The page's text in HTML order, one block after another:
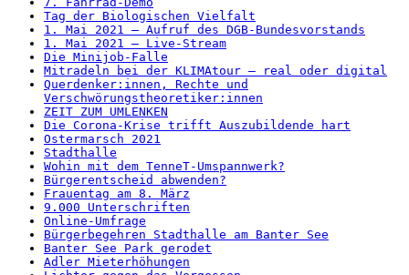
Tag der Biologischen Vielfalt
1. Mai 2021 – Aufruf des DGB-Bundesvorstands
1. Mai 2021 – Live-Stream
Die Minijob-Falle
Mitradeln bei der KLIMAtour – real oder digital
Querdenker:innen, Rechte und
Verschwörungstheoretiker:innen
ZEIT ZUM UMLENKEN
Die Corona-Krise trifft Auszubildende hart
Ostermarsch 2021
Stadthalle
Wohin mit dem TenneT-Umspannwerk?
Bürgerentscheid abwenden?
Frauentag am 8. März
9.000 Unterschriften
Online-Umfrage
Bürgerbegehren Stadthalle am Banter See
Banter See Park gerodet
Adler Mieterhöhungen